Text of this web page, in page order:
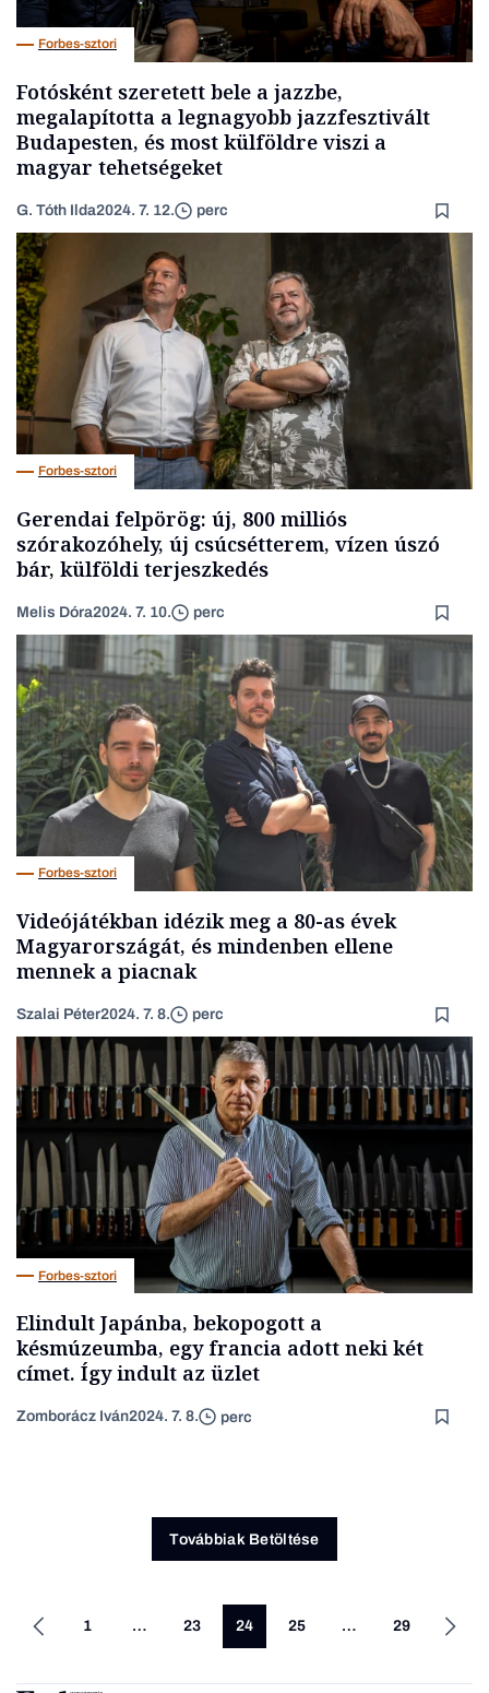
Forbes-sztori
Fotósként szeretett bele a jazzbe,
megalapította a legnagyobb jazzfesztivált
Budapesten, és most külföldre viszi a
magyar tehetségeket
G. Tóth Ilda2024. 7. 12. perc
Forbes-sztori
Gerendai felpörög: új, 800 milliós
szórakozóhely, új csúcsétterem, vízen úszó
bár, külföldi terjeszkedés
Melis Dóra2024. 7. 10. perc
Forbes-sztori
Videójátékban idézik meg a 80-as évek
Magyarországát, és mindenben ellene
mennek a piacnak
Szalai Péter2024. 7. 8. perc
Forbes-sztori
Elindult Japánba, bekopogott a
késmúzeumba, egy francia adott neki két
címet. Így indult az üzlet
Zomborácz Iván2024. 7. 8. perc
Továbbiak Betöltése
1 … 23 24 25 … 29